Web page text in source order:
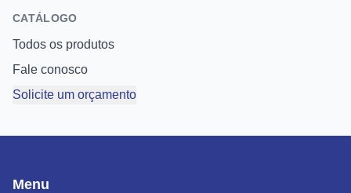
CATÁLOGO
Todos os produtos
Fale conosco
Solicite um orçamento
Menu